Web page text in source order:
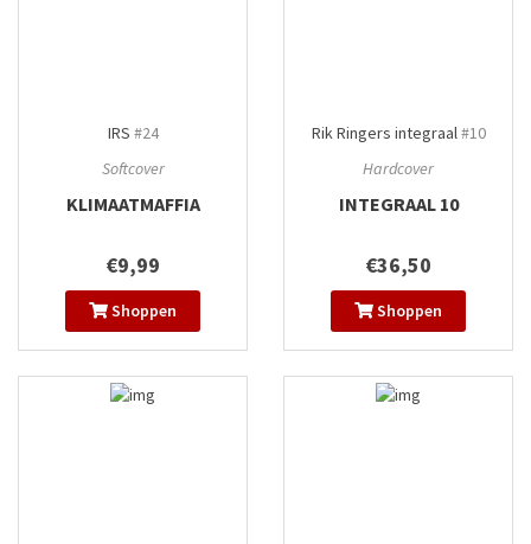
IRS #24
Softcover
KLIMAATMAFFIA
€9,99
Shoppen
Rik Ringers integraal#10
Hardcover
INTEGRAAL 10
€36,50
Shoppen